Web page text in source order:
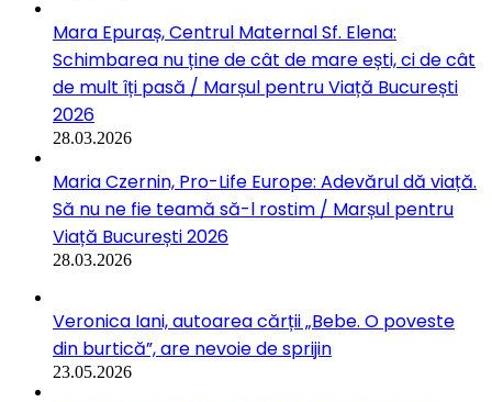
Mara Epuraș, Centrul Maternal Sf. Elena:
Schimbarea nu ține de cât de mare ești, ci de cât
de mult îți pasă / Marșul pentru Viață București
2026
28.03.2026
Maria Czernin, Pro-Life Europe: Adevărul dă viață.
Să nu ne fie teamă să-l rostim / Marșul pentru
Viață București 2026
28.03.2026
Veronica Iani, autoarea cărții „Bebe. O poveste
din burtică”, are nevoie de sprijin
23.05.2026